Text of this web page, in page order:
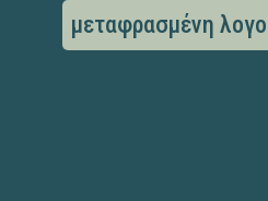
μεταφρασμένη